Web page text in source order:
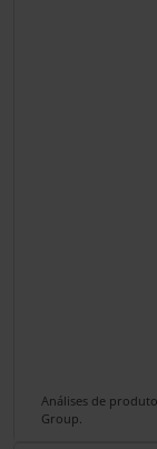
Análises de
Group.